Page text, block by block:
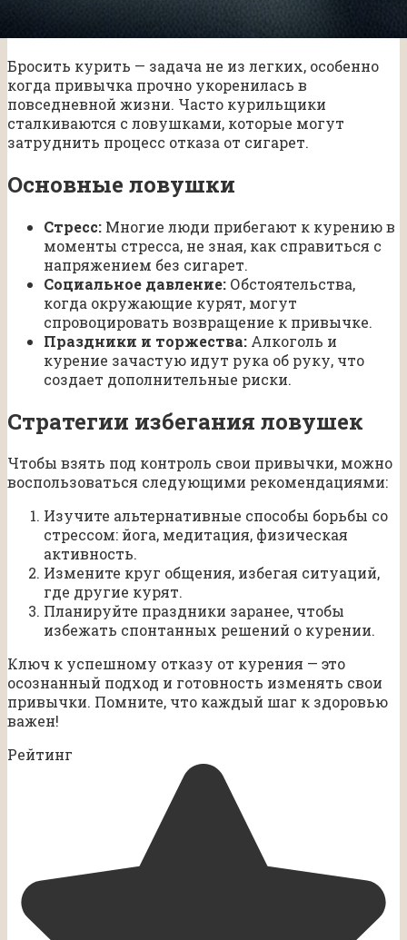
Бросить курить — задача не из легких, особенно
когда привычка прочно укоренилась в
повседневной жизни. Часто курильщики
сталкиваются с ловушками, которые могут
затруднить процесс отказа от сигарет.
Основные ловушки
Стресс: Многие люди прибегают к курению в
моменты стресса, не зная, как справиться с
напряжением без сигарет.
Социальное давление: Обстоятельства,
когда окружающие курят, могут
спровоцировать возвращение к привычке.
Праздники и торжества: Алкоголь и
курение зачастую идут рука об руку, что
создает дополнительные риски.
Стратегии избегания ловушек
Чтобы взять под контроль свои привычки, можно
воспользоваться следующими рекомендациями:
Изучите альтернативные способы борьбы со
стрессом: йога, медитация, физическая
активность.
Измените круг общения, избегая ситуаций,
где другие курят.
Планируйте праздники заранее, чтобы
избежать спонтанных решений о курении.
Ключ к успешному отказу от курения — это
осознанный подход и готовность изменять свои
привычки. Помните, что каждый шаг к здоровью
важен!
Рейтинг